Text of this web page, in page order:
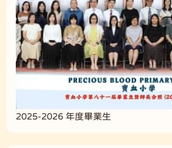
2025-2026 年度畢業生